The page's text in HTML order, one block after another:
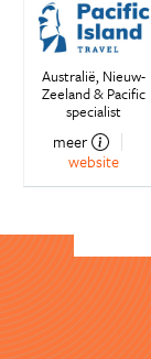
Australië, Nieuw-
Zeeland & Pacific
specialist
meer
website